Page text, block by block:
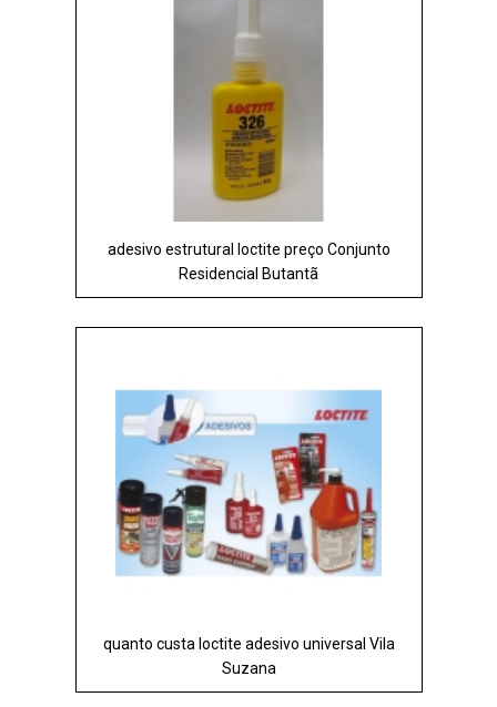
adesivo estrutural loctite preço Conjunto
Residencial Butantã
quanto custa loctite adesivo universal Vila
Suzana